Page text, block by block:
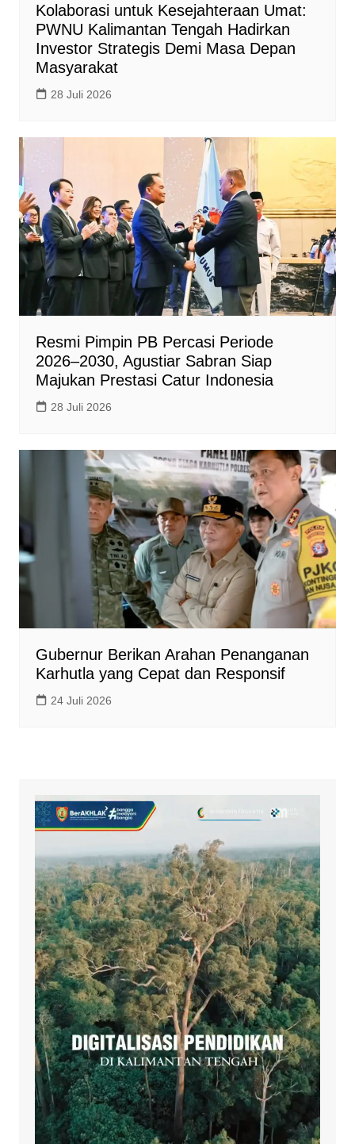
Kolaborasi untuk Kesejahteraan Umat:
PWNU Kalimantan Tengah Hadirkan
Investor Strategis Demi Masa Depan
Masyarakat
28 Juli 2026
Resmi Pimpin PB Percasi Periode
2026–2030, Agustiar Sabran Siap
Majukan Prestasi Catur Indonesia
28 Juli 2026
Gubernur Berikan Arahan Penanganan
Karhutla yang Cepat dan Responsif
24 Juli 2026